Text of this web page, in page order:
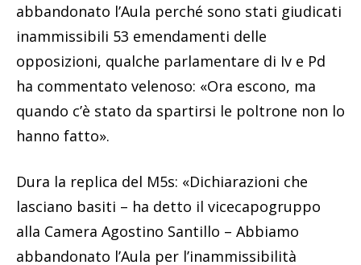
abbandonato l’Aula perché sono stati giudicati
inammissibili 53 emendamenti delle
opposizioni, qualche parlamentare di Iv e Pd
ha commentato velenoso: «Ora escono, ma
quando c’è stato da spartirsi le poltrone non lo
hanno fatto».
Dura la replica del M5s: «Dichiarazioni che
lasciano basiti – ha detto il vicecapogruppo
alla Camera Agostino Santillo – Abbiamo
abbandonato l’Aula per l’inammissibilità